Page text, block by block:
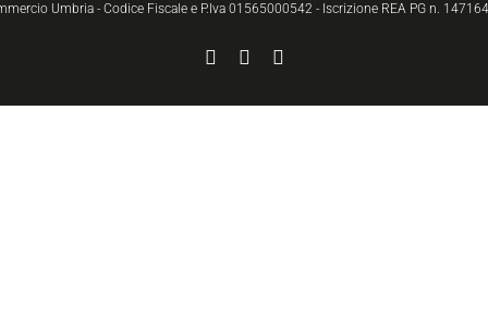
Umbria - Codice Fiscale e P.Iva 01565000542 - Iscrizione REA PG n.
FacebookYouTube